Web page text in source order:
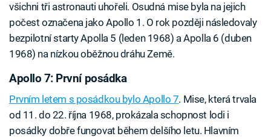
všichni tři astronauti uhořeli. Osudná mise byla na jejich
počest označena jako Apollo 1. O rok později následovaly
bezpilotní starty Apolla 5 (leden 1968) a Apolla 6 (duben
1968) na nízkou oběžnou dráhu Země.
Apollo 7: První posádka
Prvním letem s posádkou bylo Apollo 7. Mise, která trvala
od 11. do 22. října 1968, prokázala schopnost lodi i
posádky dobře fungovat během delšího letu. Hlavním